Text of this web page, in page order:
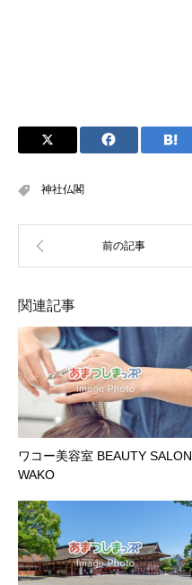
神社仏閣
関連記事
ワコー美容室 BEAUTY SALON
WAKO